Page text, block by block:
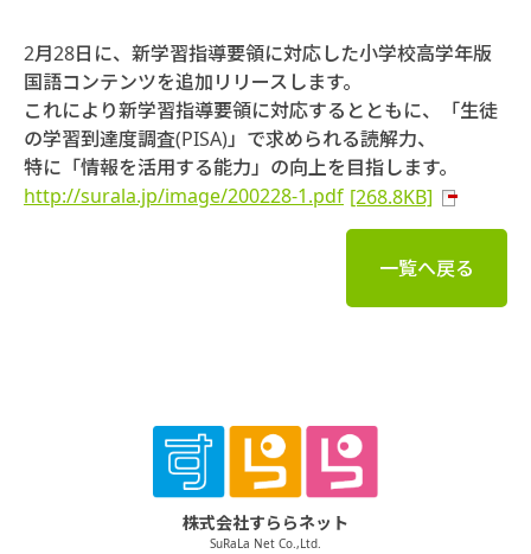
2月28日に、新学習指導要領に対応した小学校高学年版
国語コンテンツを追加リリースします。
これにより新学習指導要領に対応するとともに、「生徒
の学習到達度調査(PISA)」で求められる読解力、
特に「情報を活用する能力」の向上を目指します。
http://surala.jp/image/200228-1.pdf [268.8KB]
一覧へ戻る
株式会社すららネット
SuRaLa Net Co.,Ltd.